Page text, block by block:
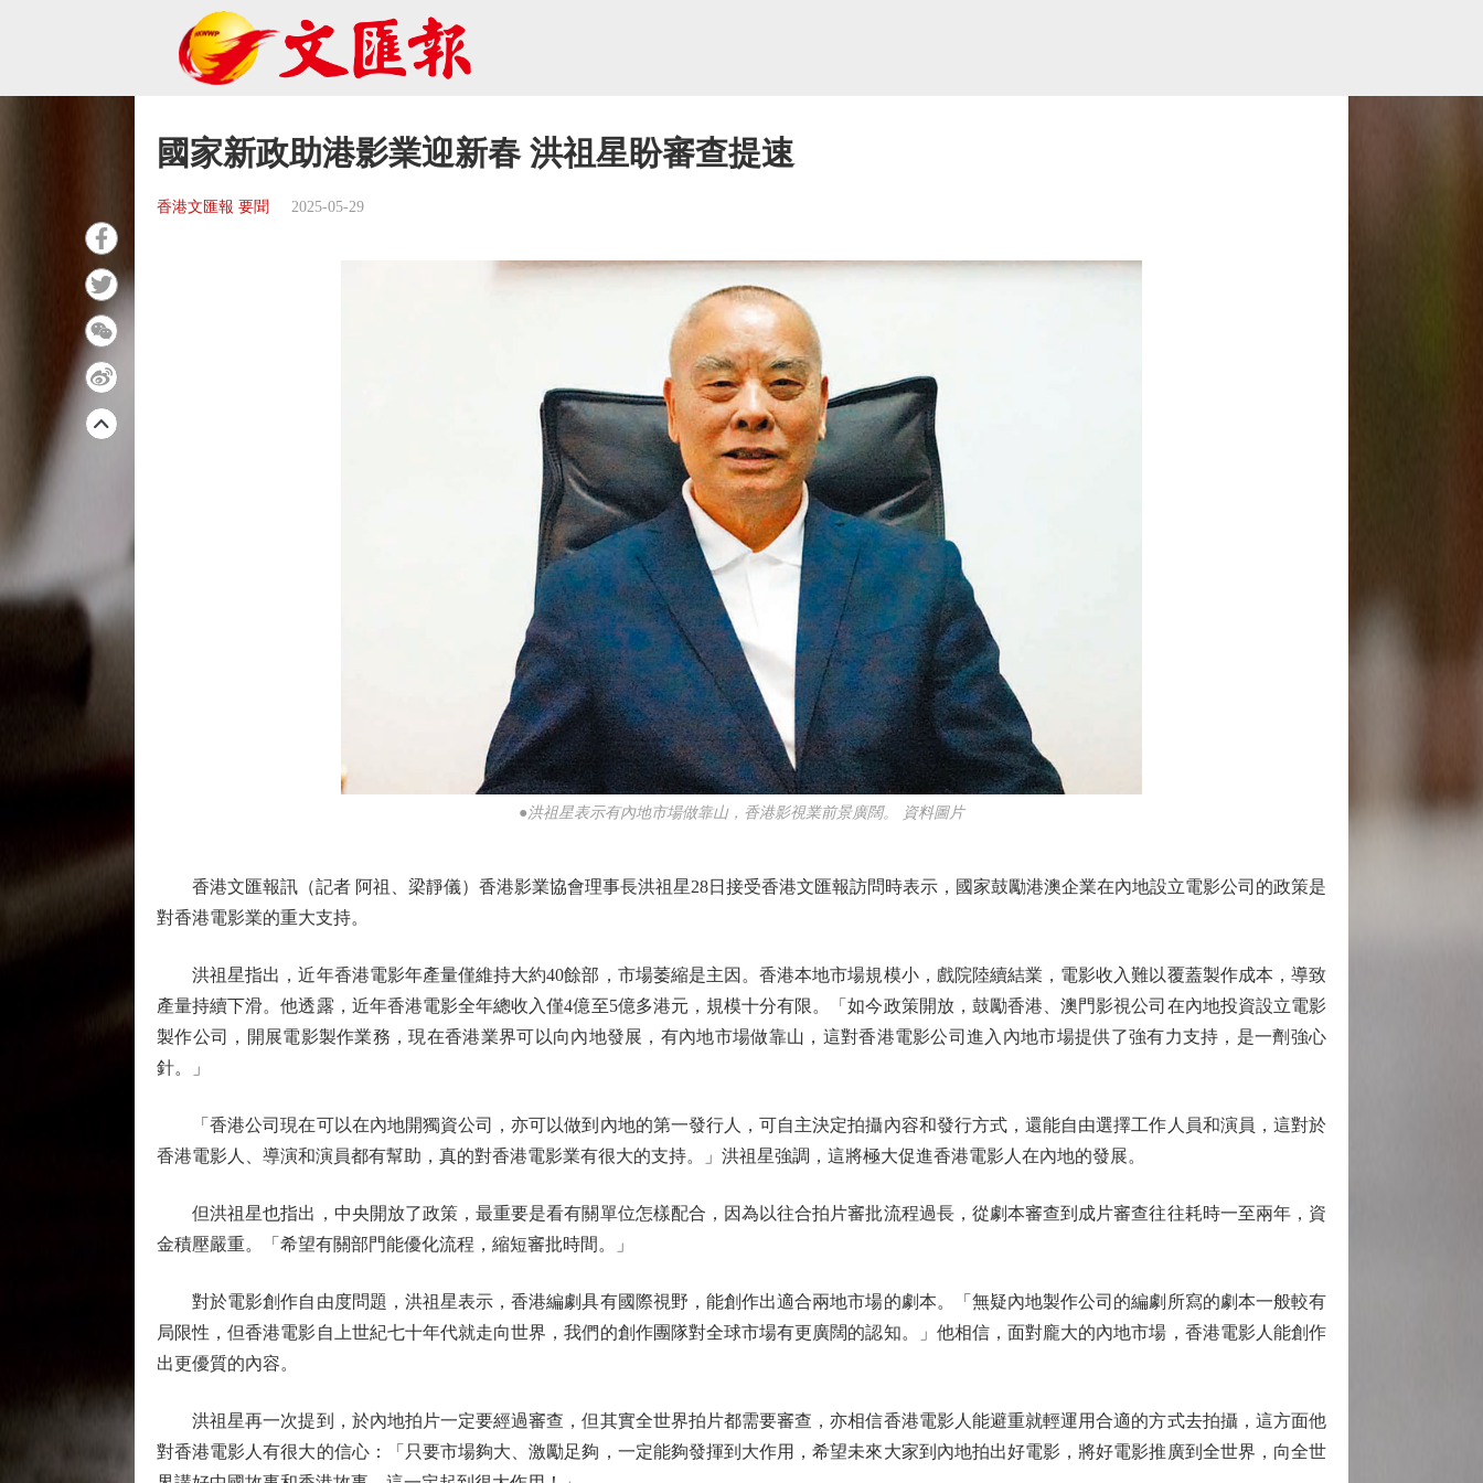
國家新政助港影業迎新春 洪祖星盼審查提速
香港文匯報 要聞 2025-05-29
●洪祖星表示有內地市場做靠山，香港影視業前景廣闊。 資料圖片
香港文匯報訊（記者 阿祖、梁靜儀）香港影業協會理事長洪祖星28日接受香港文匯報訪問時表示，國家鼓勵港澳企業在內地設立電影公司的政策是
對香港電影業的重大支持。
洪祖星指出，近年香港電影年產量僅維持大約40餘部，市場萎縮是主因。香港本地市場規模小，戲院陸續結業，電影收入難以覆蓋製作成本，導致
產量持續下滑。他透露，近年香港電影全年總收入僅4億至5億多港元，規模十分有限。「如今政策開放，鼓勵香港、澳門影視公司在內地投資設立電影
製作公司，開展電影製作業務，現在香港業界可以向內地發展，有內地市場做靠山，這對香港電影公司進入內地市場提供了強有力支持，是一劑強心
針。」
「香港公司現在可以在內地開獨資公司，亦可以做到內地的第一發行人，可自主決定拍攝內容和發行方式，還能自由選擇工作人員和演員，這對於
香港電影人、導演和演員都有幫助，真的對香港電影業有很大的支持。」洪祖星強調，這將極大促進香港電影人在內地的發展。
但洪祖星也指出，中央開放了政策，最重要是看有關單位怎樣配合，因為以往合拍片審批流程過長，從劇本審查到成片審查往往耗時一至兩年，資
金積壓嚴重。「希望有關部門能優化流程，縮短審批時間。」
對於電影創作自由度問題，洪祖星表示，香港編劇具有國際視野，能創作出適合兩地市場的劇本。「無疑內地製作公司的編劇所寫的劇本一般較有
局限性，但香港電影自上世紀七十年代就走向世界，我們的創作團隊對全球市場有更廣闊的認知。」他相信，面對龐大的內地市場，香港電影人能創作
出更優質的內容。
洪祖星再一次提到，於內地拍片一定要經過審查，但其實全世界拍片都需要審查，亦相信香港電影人能避重就輕運用合適的方式去拍攝，這方面他
對香港電影人有很大的信心：「只要市場夠大、激勵足夠，一定能夠發揮到大作用，希望未來大家到內地拍出好電影，將好電影推廣到全世界，向全世